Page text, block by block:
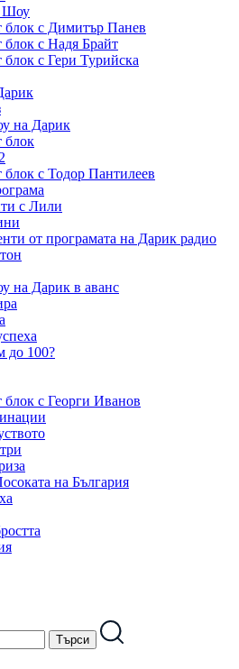
Шоу
блок с Димитър Панев
блок с Надя Брайт
блок с Гери Турийска
на Дарик
блок
блок с Тодор Пантилеев
с Лили
от програмата на Дарик радио
на Дарик в аванс
до 100?
блок с Георги Иванов
на България